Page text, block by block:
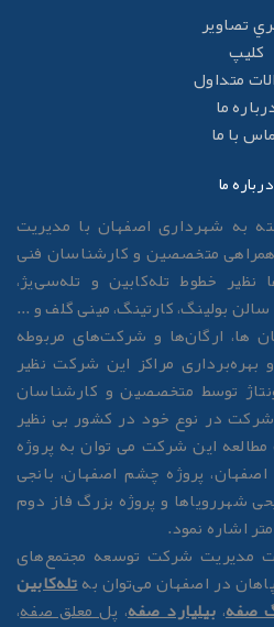
تصاوير
کليپ
متداول
ما
با ما
ما
شهرداری اصفهان با مدیریت
متخصصین و کارشناسان فنی
خطوط تله‌کابین و تله‌سی‌یژ،
بولینگ، کارتینگ، مینی گلف و ...
ارگان‌ها و شرکت‌های مربوطه
مراکز این شرکت نظیر
توسط متخصصین و کارشناسان
در نوع خود در کشور بی نظیر
این شرکت می توان به پروژه
پروژه چشم اصفهان، بانجی
و پروژه بزرگ فاز دوم
شرکت توسعه مجتمع‌های
در اصفهان می‌توان بهتله‌کابین
،بیلیارد صفه،پل معلق صفه،